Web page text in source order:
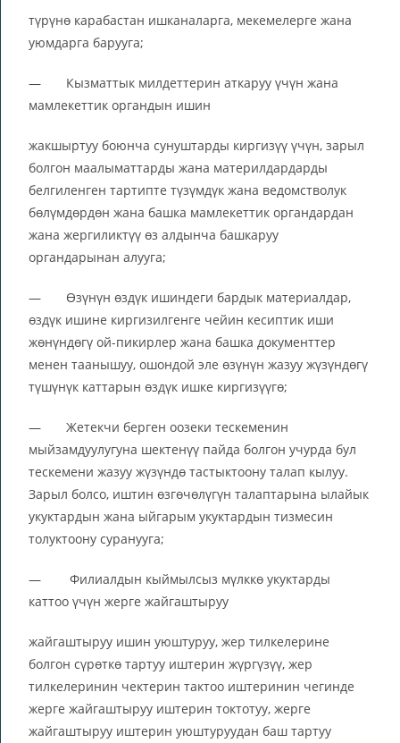
түрүнө карабастан ишканаларга, мекемелерге жана
уюмдарга барууга;
— Кызматтык милдеттерин аткаруу үчүн жана
мамлекеттик органдын ишин
жакшыртуу боюнча сунуштарды киргизүү үчүн, зарыл
болгон маалыматтарды жана материлдардарды
белгиленген тартипте түзүмдүк жана ведомстволук
бөлүмдөрдөн жана башка мамлекеттик органдардан
жана жергиликтүү өз алдынча башкаруу
органдарынан алууга;
— Өзүнүн өздүк ишиндеги бардык материалдар,
өздүк ишине киргизилгенге чейин кесиптик иши
жөнүндөгү ой-пикирлер жана башка документтер
менен таанышуу, ошондой эле өзүнүн жазуу жүзүндөгү
түшүнүк каттарын өздүк ишке киргизүүгө;
— Жетекчи берген оозеки тескеменин
мыйзамдуулугуна шектенүү пайда болгон учурда бул
тескемени жазуу жүзүндө тастыктоону талап кылуу.
Зарыл болсо, иштин өзгөчөлүгүн талаптарына ылайык
укуктардын жана ыйгарым укуктардын тизмесин
толуктоону суранууга;
— Филиалдын кыймылсыз мүлккө укуктарды
каттоо үчүн жерге жайгаштыруу
жайгаштыруу ишин уюштуруу, жер тилкелерине
болгон сүрөткө тартуу иштерин жүргүзүү, жер
тилкелеринин чектерин тактоо иштеринин чегинде
жерге жайгаштыруу иштерин токтотуу, жерге
жайгаштыруу иштерин уюштуруудан баш тартуу